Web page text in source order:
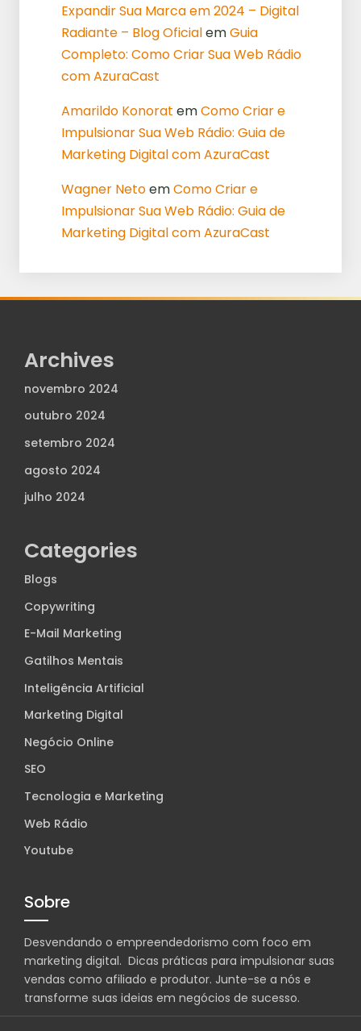
Expandir Sua Marca em 2024 – Digital
Radiante – Blog OficialemGuia
Completo: Como Criar Sua Web Rádio
com AzuraCast
Amarildo Konorat emComo Criar e
Impulsionar Sua Web Rádio: Guia de
Marketing Digital com AzuraCast
Wagner NetoemComo Criar e
Impulsionar Sua Web Rádio: Guia de
Marketing Digital com AzuraCast
Archives
novembro 2024
outubro 2024
setembro 2024
agosto 2024
julho 2024
Categories
Blogs
Copywriting
E-Mail Marketing
Gatilhos Mentais
Inteligência Artificial
Marketing Digital
Negócio Online
SEO
Tecnologia e Marketing
Web Rádio
Youtube
Sobre
Desvendando o empreendedorismo com foco em
marketing digital. Dicas práticas para impulsionar suas
vendas como afiliado e produtor. Junte-se a nós e
transforme suas ideias em negócios de sucesso.